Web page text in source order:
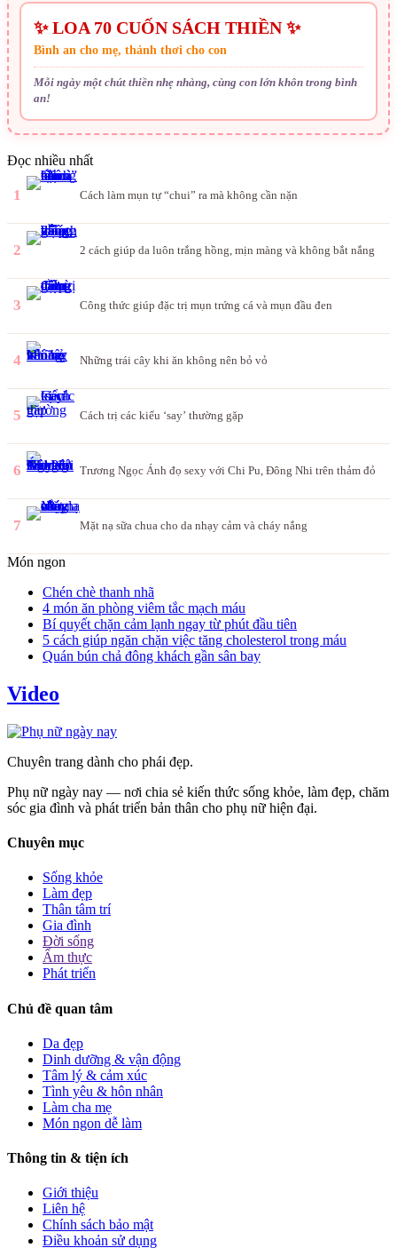
✨ LOA 70 CUỐN SÁCH THIỀN ✨
Bình an cho mẹ, thảnh thơi cho con
Mỗi ngày một chút thiền nhẹ nhàng, cùng con lớn khôn trong bình
an!
Đọc nhiều nhất
1 Cách làm mụn tự “chui” ra mà không cần nặn
2 2 cách giúp da luôn trắng hồng, mịn màng và không bắt nắng
3 Công thức giúp đặc trị mụn trứng cá và mụn đầu đen
4 Những trái cây khi ăn không nên bỏ vỏ
5 Cách trị các kiểu ‘say’ thường gặp
6 Trương Ngọc Ánh đọ sexy với Chi Pu, Đông Nhi trên thảm đỏ
7 Mặt nạ sữa chua cho da nhạy cảm và cháy nắng
Món ngon
Chén chè thanh nhã
4 món ăn phòng viêm tắc mạch máu
Bí quyết chặn cảm lạnh ngay từ phút đầu tiên
5 cách giúp ngăn chặn việc tăng cholesterol trong máu
Quán bún chả đông khách gần sân bay
Video
Chuyên trang dành cho phái đẹp.
Phụ nữ ngày nay — nơi chia sẻ kiến thức sống khỏe, làm đẹp, chăm
sóc gia đình và phát triển bản thân cho phụ nữ hiện đại.
Chuyên mục
Sống khỏe
Làm đẹp
Thân tâm trí
Gia đình
Đời sống
Ẩm thực
Phát triển
Chủ đề quan tâm
Da đẹp
Dinh dưỡng & vận động
Tâm lý & cảm xúc
Tình yêu & hôn nhân
Làm cha mẹ
Món ngon dễ làm
Thông tin & tiện ích
Giới thiệu
Liên hệ
Chính sách bảo mật
Điều khoản sử dụng